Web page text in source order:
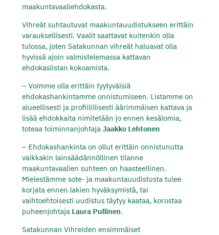
maakuntavaaliehdokasta.
Vihreät suhtautuvat maakuntauudistukseen erittäin
varauksellisesti. Vaalit saattavat kuitenkin olla
tulossa, joten Satakunnan vihreät haluavat olla
hyvissä ajoin valmistelemassa kattavan
ehdokaslistan kokoamista.
– Voimme olla erittäin tyytyväisiä
ehdokashankintamme onnistumiseen. Listamme on
alueellisesti ja profiilillisesti äärimmäisen kattava ja
lisää ehdokkaita nimitetään jo ennen kesälomia,
toteaa toiminnanjohtaja Jaakko Lehtonen
– Ehdokashankinta on ollut erittäin onnistunutta
vaikkakin lainsäädännöllinen tilanne
maakuntavaalien suhteen on haasteellinen.
Mielestämme sote- ja maakuntauudistusta tulee
korjata ennen lakien hyväksymistä, tai
vaihtoehtoisesti uudistus täytyy kaataa, korostaa
puheenjohtaja Laura Pullinen.
Satakunnan Vihreiden ensimmäiset